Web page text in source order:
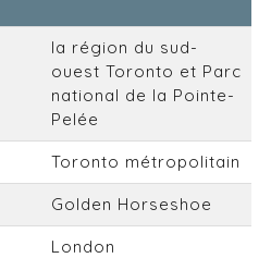
la région du sud-
ouest Toronto et Parc
national de la Pointe-
Pelée
Toronto métropolitain
Golden Horseshoe
London